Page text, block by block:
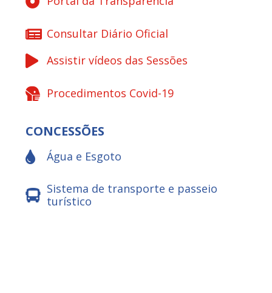
Consultar Diário Oficial
Assistir vídeos das Sessões
Procedimentos Covid-19
CONCESSÕES
Água e Esgoto
Sistema de transporte e passeio
turístico